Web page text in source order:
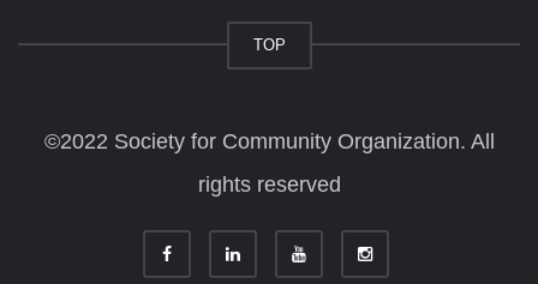
TOP
©2022 Society for Community Organization. All
rights reserved